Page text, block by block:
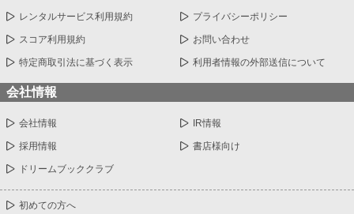
レンタルサービス利用規約 プライバシーポリシー
スコア利用規約 お問い合わせ
特定商取引法に基づく表示 利用者情報の外部送信について
会社情報
会社情報 IR情報
採用情報 書店様向け
ドリームブッククラブ
初めての方へ